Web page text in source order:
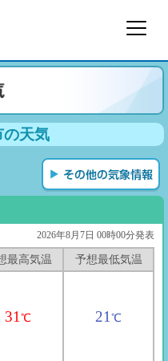
の天気
2026年8月7日 00時00分発表
最高気温 予想最低気温
31℃ 21℃